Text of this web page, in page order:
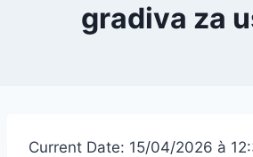
gradiva za
Current Date: 15/04/2026 à